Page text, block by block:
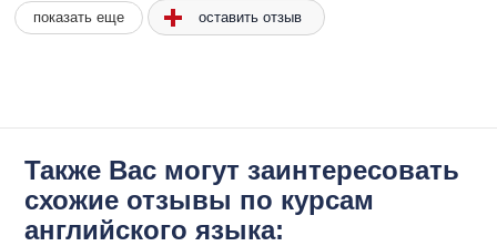
показать еще оставить отзыв
Также Вас могут заинтересовать
схожие отзывы по курсам
английского языка: